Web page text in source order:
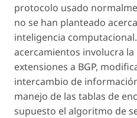
protocolo usado
no se han planteado
inteligencia
acercamientos involucra
extensiones a BGP,
intercambio de
manejo de las tablas de
supuesto el algoritmo de